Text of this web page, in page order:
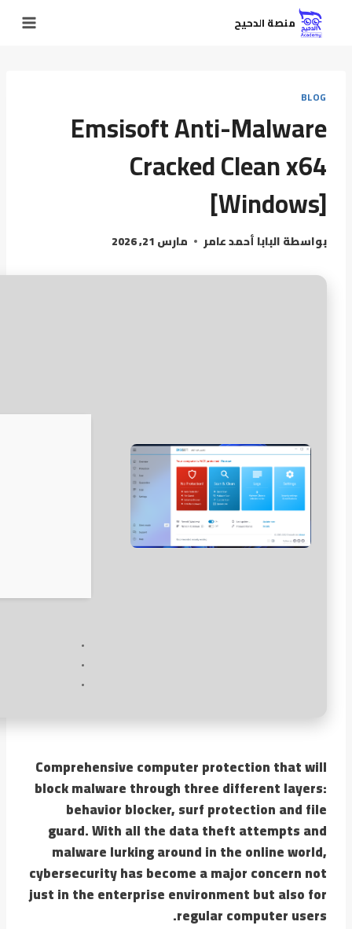
منصة الدحيح
BLOG
Emsisoft Anti-Malware
Cracked Clean x64
[Windows]
بواسطةالبابا أحمد عامر مارس 21, 2026
Comprehensive computer protection that will
block malware through three different layers:
behavior blocker, surf protection and file
guard. With all the data theft attempts and
malware lurking around in the online world,
cybersecurity has become a major concern not
just in the enterprise environment but also for
regular computer users.